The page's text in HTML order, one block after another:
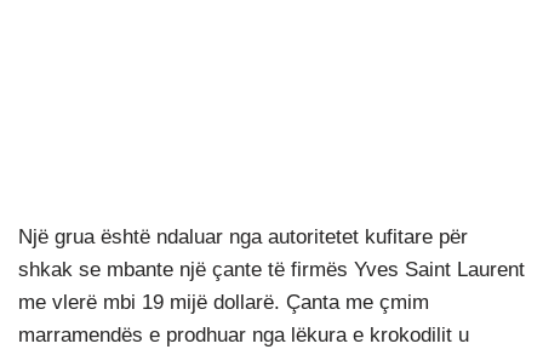
Një grua është ndaluar nga autoritetet kufitare për
shkak se mbante një çante të firmës Yves Saint Laurent
me vlerë mbi 19 mijë dollarë. Çanta me çmim
marramendës e prodhuar nga lëkura e krokodilit u